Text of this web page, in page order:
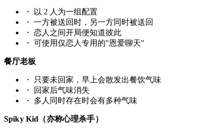
・
以 2 人为一组配置
・ 一方被送回时，另一方同时被送回
・ 恋人之间开局便知道彼此
・ 可使用仅恋人专用的"恩爱聊天"
餐厅老板
・
只要未回家，早上会散发出餐饮气味
・
回家后气味消失
・
多人同时存在时会有多种气味
Spiky Kid（亦称心理杀手）